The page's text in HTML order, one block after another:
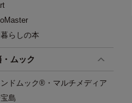
らしの本
ムック
ドムック®・マルチメディア
島